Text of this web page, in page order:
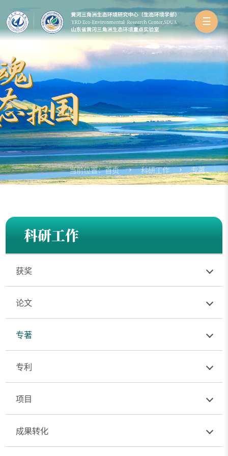
☰
当前位置：首页 科研工作 专著
科研工作
获奖
论文
专著
专利
项目
成果转化